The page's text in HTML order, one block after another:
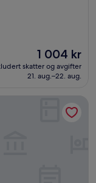
Prisen
er
1 004 kr
1 004 kr
skatter og avgifter
21. aug.–22. aug.